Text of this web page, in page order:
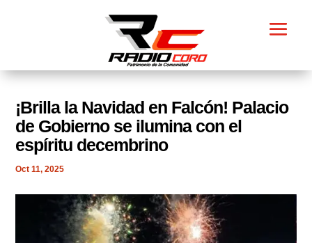
¡Brilla la Navidad en Falcón! Palacio
de Gobierno se ilumina con el
espíritu decembrino
Oct 11, 2025